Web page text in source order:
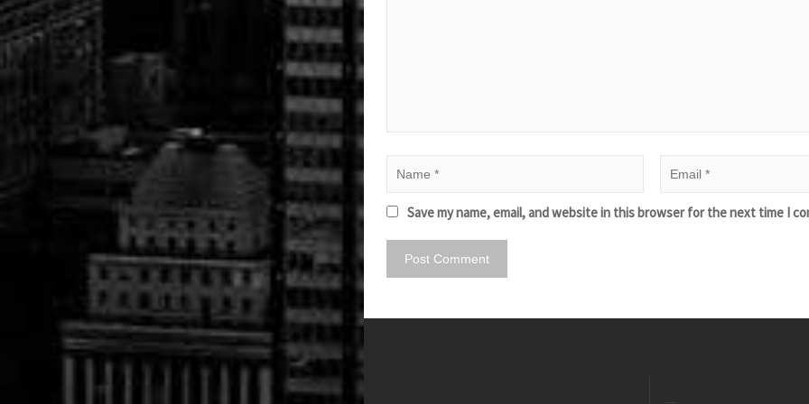
Save my name, email, and website in this browser for the next time I